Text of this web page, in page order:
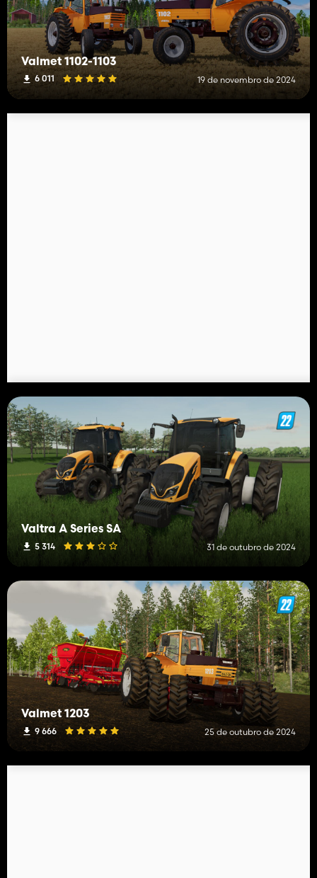
Valmet 1102-1103
6 011 19 de novembro de 2024
Valtra A Series SA
5 314 31 de outubro de 2024
Valmet 1203
9 666 25 de outubro de 2024